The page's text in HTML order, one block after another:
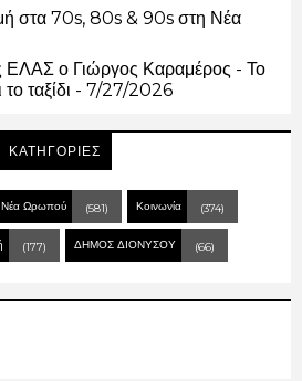
στα 70s, 80s & 90s στη Νέα
ΕΛΑΣ ο Γιώργος Καραμέρος - Το
ταξίδι - 7/27/2026
ΚΑΤΗΓΟΡΙΕΣ
Νέα Ωρωπού (581) Κοινωνία (374)
(177) ΔΗΜΟΣ ΔΙΟΝΥΣΟΥ (66)